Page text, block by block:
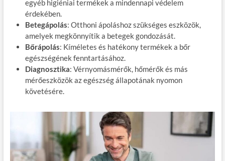
egyéb higiéniai termékek a mindennapi védelem
érdekében.
Betegápolás: Otthoni ápoláshoz szükséges eszközök,
amelyek megkönnyítik a betegek gondozását.
Bőrápolás: Kíméletes és hatékony termékek a bőr
egészségének fenntartásához.
Diagnosztika: Vérnyomásmérők, hőmérők és más
mérőeszközök az egészség állapotának nyomon
követésére.